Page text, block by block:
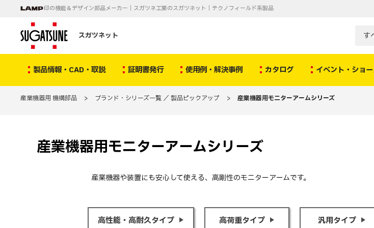
印の機能＆デザイン部品メーカー｜スガツネ工業のスガツネット｜テクノフィールド系製品
スガツネット す
製品情報・CAD・取説 証明書発行 使用例・解決事例 カタログ イベント・ショ
産業機器用 機構部品 > ブランド・シリーズ一覧 ／ 製品ピックアップ > 産業機器用モニターアームシリーズ
産業機器用モニターアームシリーズ
産業機器や装置にも安心して使える、高剛性のモニターアームです。
高性能・高耐久タイプ 高荷重タイプ 汎用タイプ